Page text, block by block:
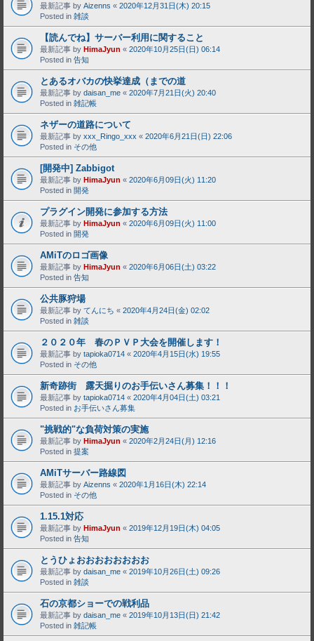
最新記事 by Aizenns « 2020年12月31日(木) 20:15
Posted in 雑談
【読んでね】サーバー利用に関すること
最新記事 by HimaJyun « 2020年10月25日(日) 06:14
Posted in 告知
とあるオバカの快挙達成（までの道
最新記事 by daisan_me « 2020年7月21日(火) 20:40
Posted in 雑記帳
ネザーの道路について
最新記事 by xxx_Ringo_xxx « 2020年6月21日(日) 22:06
Posted in その他
[開発中] Zabbigot
最新記事 by HimaJyun « 2020年6月09日(火) 11:20
Posted in 開発
プラグイン開発に参加する方法
最新記事 by HimaJyun « 2020年6月09日(火) 11:00
Posted in 開発
AMiTのロゴ画像
最新記事 by HimaJyun « 2020年6月06日(土) 03:22
Posted in 告知
公共豚狩場
最新記事 by てんにち « 2020年4月24日(金) 02:02
Posted in 雑談
２０２０年 春のＰＶＰ大会を開催します！
最新記事 by tapioka0714 « 2020年4月15日(水) 19:55
Posted in その他
新奇跡街 露天掘りのお手伝いさん募集！！！
最新記事 by tapioka0714 « 2020年4月04日(土) 03:21
Posted in お手伝いさん募集
"挑戦的"な負荷対策の実施
最新記事 by HimaJyun « 2020年2月24日(月) 12:16
Posted in 提案
AMiTサーバー路線図
最新記事 by Aizenns « 2020年1月16日(木) 22:14
Posted in その他
1.15.1対応
最新記事 by HimaJyun « 2019年12月19日(木) 04:05
Posted in 告知
とうひょおおおおおおおお
最新記事 by daisan_me « 2019年10月26日(土) 09:26
Posted in 雑談
石の京都ショーでの戦利品
最新記事 by daisan_me « 2019年10月13日(日) 21:42
Posted in 雑記帳